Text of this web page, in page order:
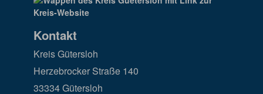
Kontakt
Kreis Gütersloh
Herzebrocker Straße 140
33334 Gütersloh